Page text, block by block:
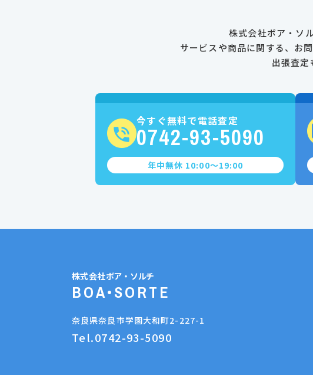
株式会社ボア・ソ
サービスや商品に関する、お
出張査定
今すぐ無料で電話査定
0742-93-5090
年中無休 10:00〜19:00
株式会社ボア・ソルチ
BOA•SORTE
奈良県奈良市学園大和町2-227-1
Tel.0742-93-5090